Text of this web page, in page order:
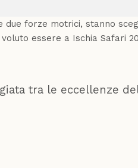
forze motrici, stanno
essere a Ischia Safari
tra le eccellenze